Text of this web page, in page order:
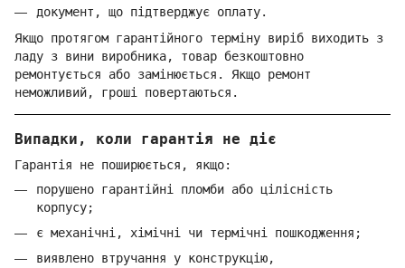
документ, що підтверджує оплату.
Якщо протягом гарантійного терміну виріб виходить з
ладу з вини виробника, товар безкоштовно
ремонтується або замінюється. Якщо ремонт
неможливий, гроші повертаються.
Випадки, коли гарантія не діє
Гарантія не поширюється, якщо:
порушено гарантійні пломби або цілісність
корпусу;
є механічні, хімічні чи термічні пошкодження;
виявлено втручання у конструкцію,